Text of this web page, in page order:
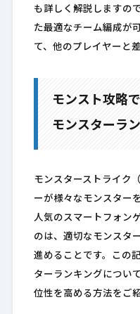
も詳しく解説しますの
た最適なチーム編成が
て、他のプレイヤーと
モンスト攻略
モンスターラ
モンスターストライク
ーが様々なモンスター
人気のスマートフォン
のは、適切なモンスタ
進めることです。この
ターランキングについ
位性を高める方法をご